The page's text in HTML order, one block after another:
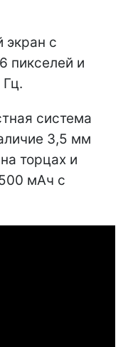
с
пикселей и
Гц.
система
3,5 мм
торцах и
мАч с